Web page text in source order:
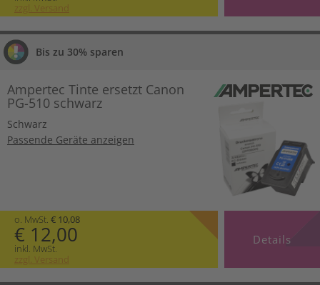
zzgl. Versand
Bis zu 30% sparen
Ampertec Tinte ersetzt Canon
PG-510 schwarz
Schwarz
Passende Geräte anzeigen
o. MwSt. € 10,08
€ 12,00
inkl. MwSt.
zzgl. Versand
Details